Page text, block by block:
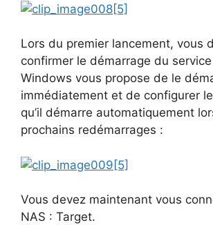
Lors du premier lancement, vous
confirmer le démarrage du service
Windows vous propose de le
immédiatement et de configurer
qu’il démarre automatiquement
prochains redémarrages :
Vous devez maintenant vous
NAS : Target.